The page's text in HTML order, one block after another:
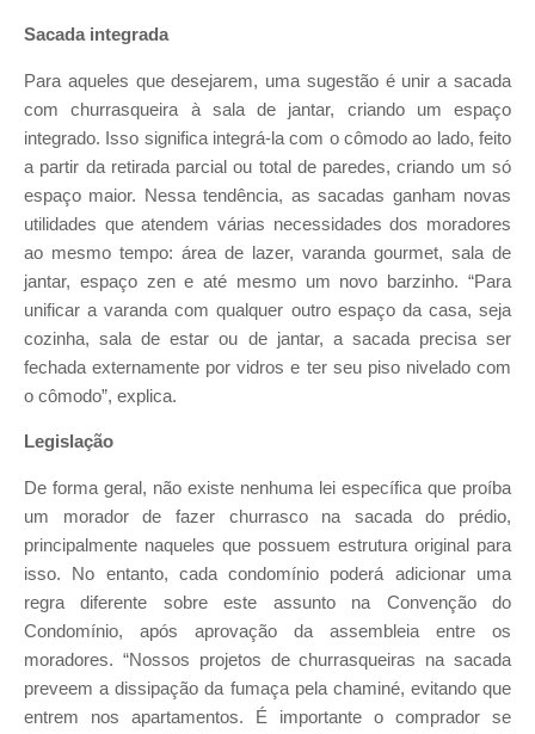
Sacada integrada
Para aqueles que desejarem, uma sugestão é unir a sacada
com churrasqueira à sala de jantar, criando um espaço
integrado. Isso significa integrá-la com o cômodo ao lado, feito
a partir da retirada parcial ou total de paredes, criando um só
espaço maior. Nessa tendência, as sacadas ganham novas
utilidades que atendem várias necessidades dos moradores
ao mesmo tempo: área de lazer, varanda gourmet, sala de
jantar, espaço zen e até mesmo um novo barzinho. “Para
unificar a varanda com qualquer outro espaço da casa, seja
cozinha, sala de estar ou de jantar, a sacada precisa ser
fechada externamente por vidros e ter seu piso nivelado com
o cômodo”, explica.
Legislação
De forma geral, não existe nenhuma lei específica que proíba
um morador de fazer churrasco na sacada do prédio,
principalmente naqueles que possuem estrutura original para
isso. No entanto, cada condomínio poderá adicionar uma
regra diferente sobre este assunto na Convenção do
Condomínio, após aprovação da assembleia entre os
moradores. “Nossos projetos de churrasqueiras na sacada
preveem a dissipação da fumaça pela chaminé, evitando que
entrem nos apartamentos. É importante o comprador se